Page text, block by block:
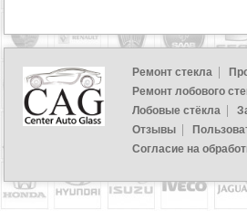
Ремонт стекла
Ремонт лобового
Лобовые стёкла
Отзывы
Согласие на